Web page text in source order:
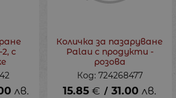
с
лв.
Количка за пазаруване
Palau с продукти -
розова
Код: 724268477
15.85 € / 31.00 лв.